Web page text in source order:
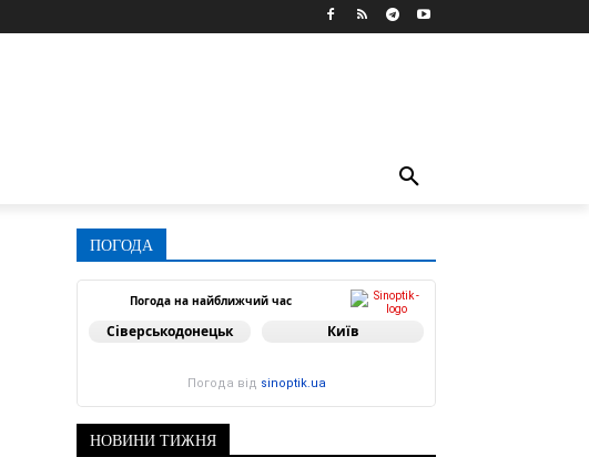
ПОГОДА
Погода на найближчий час
Сіверськодонецьк Київ
Погода від sinoptik.ua
НОВИНИ ТИЖНЯ